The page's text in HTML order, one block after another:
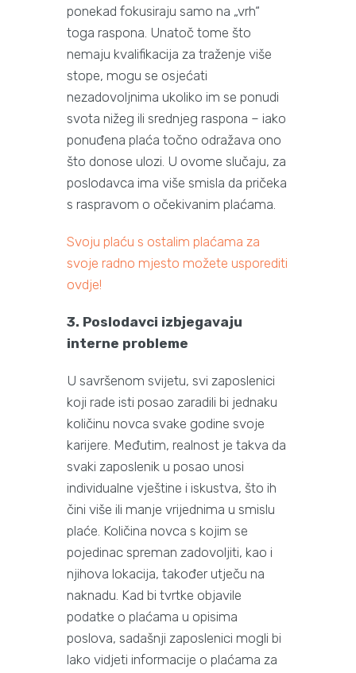
ponekad fokusiraju samo na „vrh“
toga raspona. Unatoč tome što
nemaju kvalifikacija za traženje više
stope, mogu se osjećati
nezadovoljnima ukoliko im se ponudi
svota nižeg ili srednjeg raspona – iako
ponuđena plaća točno odražava ono
što donose ulozi. U ovome slučaju, za
poslodavca ima više smisla da pričeka
s raspravom o očekivanim plaćama.
Svoju plaću s ostalim plaćama za
svoje radno mjesto možete usporediti
ovdje!
3. Poslodavci izbjegavaju
interne probleme
U savršenom svijetu, svi zaposlenici
koji rade isti posao zaradili bi jednaku
količinu novca svake godine svoje
karijere. Međutim, realnost je takva da
svaki zaposlenik u posao unosi
individualne vještine i iskustva, što ih
čini više ili manje vrijednima u smislu
plaće. Količina novca s kojim se
pojedinac spreman zadovoljiti, kao i
njihova lokacija, također utječu na
naknadu. Kad bi tvrtke objavile
podatke o plaćama u opisima
poslova, sadašnji zaposlenici mogli bi
lako vidjeti informacije o plaćama za